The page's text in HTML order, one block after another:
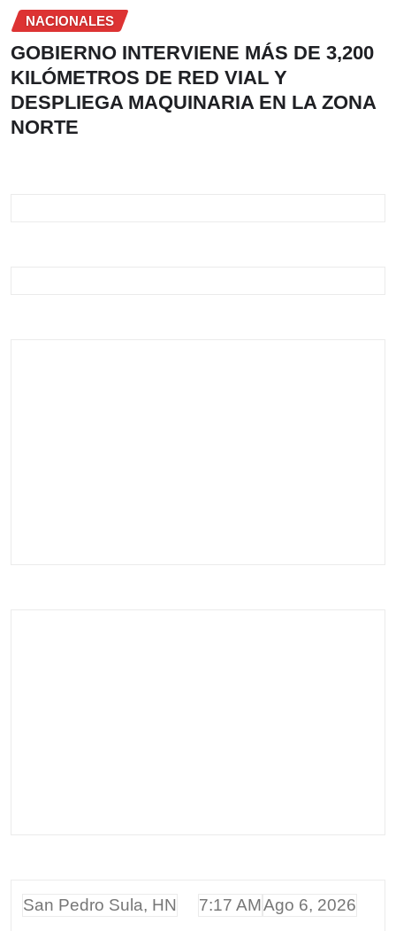
NACIONALES
GOBIERNO INTERVIENE MÁS DE 3,200
KILÓMETROS DE RED VIAL Y
DESPLIEGA MAQUINARIA EN LA ZONA
NORTE
San Pedro Sula, HN 7:17 AMAgo 6, 2026